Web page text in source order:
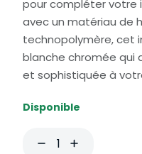
pour compléter votre
avec un matériau de
technopolymère, cet
blanche chromée qui
et sophistiquée à
Disponible